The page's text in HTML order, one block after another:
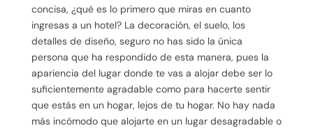
concisa, ¿qué es lo primero que miras en cuanto
ingresas a un hotel? La decoración, el suelo, los
detalles de diseño, seguro no has sido la única
persona que ha respondido de esta manera, pues la
apariencia del lugar donde te vas a alojar debe ser lo
suficientemente agradable como para hacerte sentir
que estás en un hogar, lejos de tu hogar. No hay nada
más incómodo que alojarte en un lugar desagradable o